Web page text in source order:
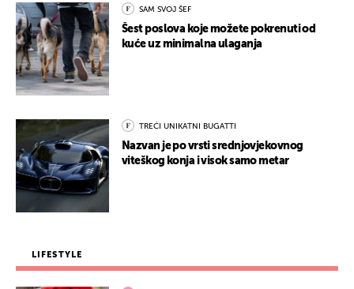
SAM SVOJ ŠEF
Šest poslova koje možete pokrenuti od
kuće uz minimalna ulaganja
TREĆI UNIKATNI BUGATTI
Nazvan je po vrsti srednjovjekovnog
viteškog konja i visok samo metar
LIFESTYLE